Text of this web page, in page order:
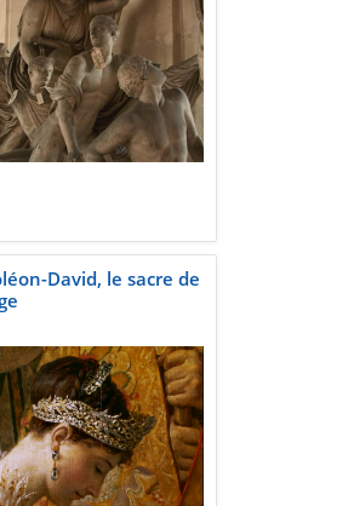
David, le sacre de